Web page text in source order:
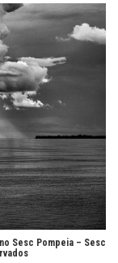
Sesc Pompeia – Sesc